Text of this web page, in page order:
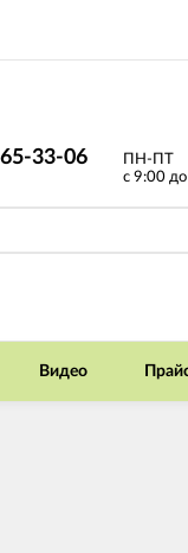
33-06
ПН-ПТ
с 9:00
Видео